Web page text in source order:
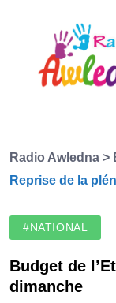
Radio Awledna >
Reprise de la
#NATIONAL
Budget de
dimanche